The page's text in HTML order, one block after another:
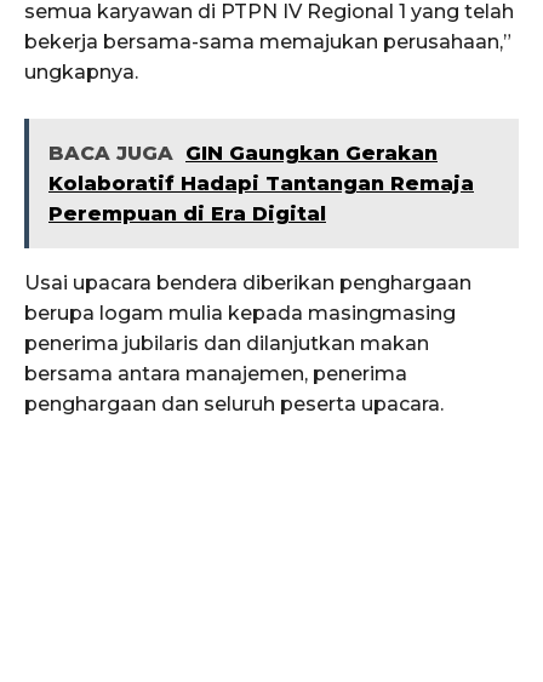
semua karyawan di PTPN IV Regional 1 yang telah
bekerja bersama-sama memajukan perusahaan,”
ungkapnya.
BACA JUGA
GIN Gaungkan Gerakan
Kolaboratif Hadapi Tantangan Remaja
Perempuan di Era Digital
Usai upacara bendera diberikan penghargaan
berupa logam mulia kepada masingmasing
penerima jubilaris dan dilanjutkan makan
bersama antara manajemen, penerima
penghargaan dan seluruh peserta upacara.